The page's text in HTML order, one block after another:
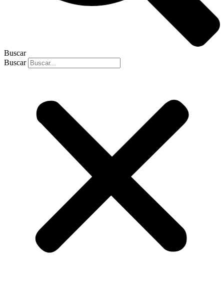
Buscar
Buscar